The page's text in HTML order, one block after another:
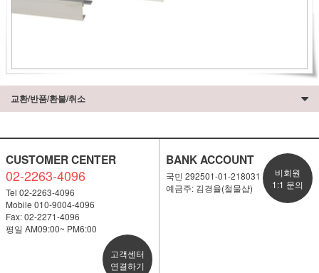
교환/반품/환불/취소
CUSTOMER CENTER
02-2263-4096
Tel 02-2263-4096
Mobile 010-9004-4096
Fax: 02-2271-4096
평일 AM09:00~ PM6:00
고객센터
연결하기
BANK ACCOUNT
국민 292501-01-218031
예금주: 김경율(철물샵)
비회원
1:1 문의